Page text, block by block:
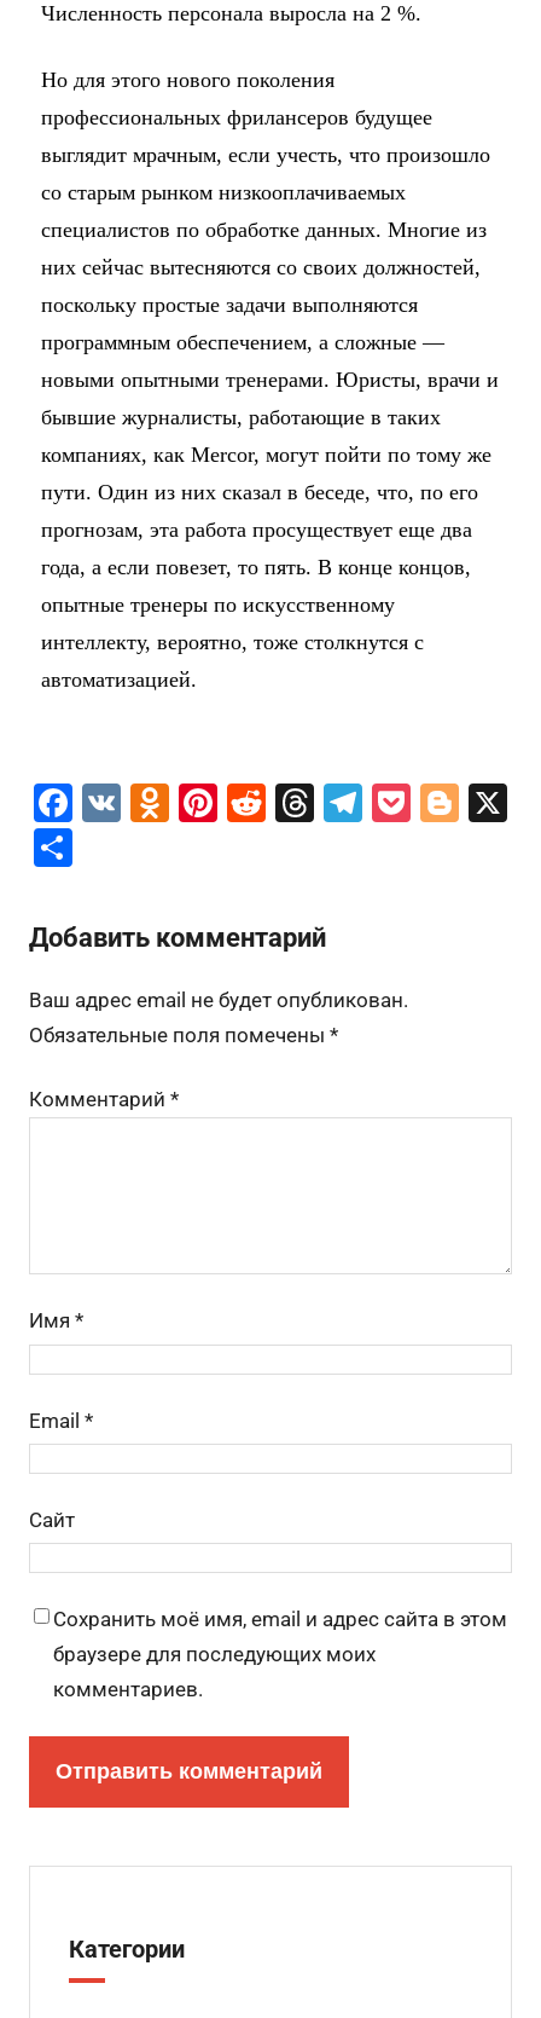
Численность персонала выросла на 2 %.
Но для этого нового поколения
профессиональных фрилансеров будущее
выглядит мрачным, если учесть, что произошло
со старым рынком низкооплачиваемых
специалистов по обработке данных. Многие из
них сейчас вытесняются со своих должностей,
поскольку простые задачи выполняются
программным обеспечением, а сложные —
новыми опытными тренерами. Юристы, врачи и
бывшие журналисты, работающие в таких
компаниях, как Mercor, могут пойти по тому же
пути. Один из них сказал в беседе, что, по его
прогнозам, эта работа просуществует еще два
года, а если повезет, то пять. В конце концов,
опытные тренеры по искусственному
интеллекту, вероятно, тоже столкнутся с
автоматизацией.
F
a
c
e
b
o
o
V
O
kl
a
s
ni
Pi
st
R
t
T
a
d
s
T
m
P
Bl
п
а
в
ть
Добавить комментарий
Ваш адрес email не будет опубликован.
Обязательные поля помечены *
Комментарий *
Имя *
Email *
Сайт
Сохранить моё имя, email и адрес сайта в этом
браузере для последующих моих
комментариев.
Категории